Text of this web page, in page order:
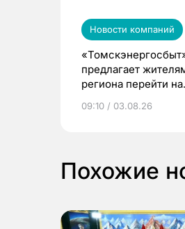
Новости компаний
предлагает
региона перейти на
выиграть призы
09:10 / 03.08.26
Похожие